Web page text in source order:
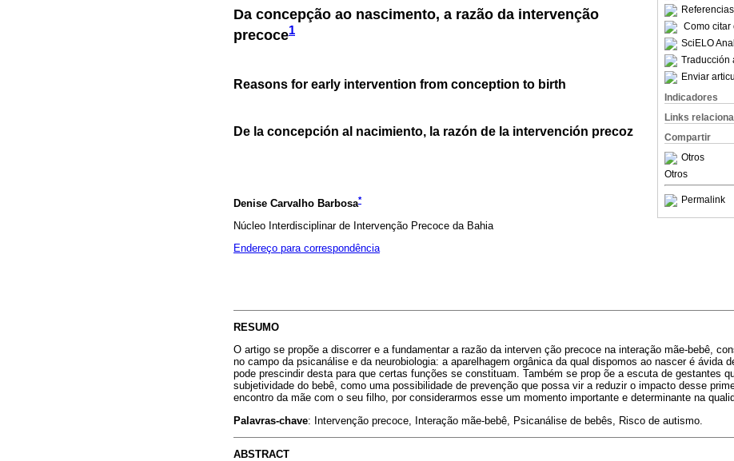
Como citar
SciELO
Traducción
Enviar
Indicadores
Links
Compartir
Otros
Otros
Permalink
Da concepção ao nascimento, a razão da intervenção
precoce1
Reasons for early intervention from conception to birth
De la concepción al nacimiento, la razón de la intervención precoz
Denise Carvalho Barbosa*
Núcleo Interdisciplinar de Intervenção Precoce da Bahia
Endereço para correspondência
RESUMO
O artigo se propõe a discorrer e a fundamentar a razão da interven ção precoce na interação mãe-bebê,
no campo da psicanálise e da neurobiologia: a aparelhagem orgânica da qual dispomos ao nascer é ávida
pode prescindir desta para que certas funções se constituam. Também se prop õe a escuta de gestantes
subjetividade do bebê, como uma possibilidade de prevenção que possa vir a reduzir o impacto desse
encontro da mãe com o seu filho, por considerarmos esse um momento importante e determinante na
Palavras-chave: Intervenção precoce, Interação mãe-bebê, Psicanálise de bebês, Risco de autismo.
ABSTRACT